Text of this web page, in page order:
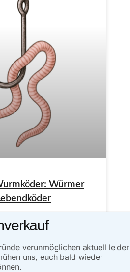
Würmer
Keine Kommentare
verunmöglichen aktuell leider
uns, euch bald wieder